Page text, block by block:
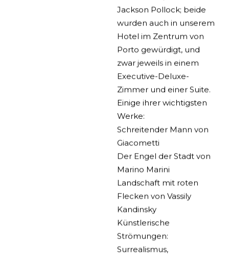
Jackson Pollock; beide
wurden auch in unserem
Hotel im Zentrum von
Porto gewürdigt, und
zwar jeweils in einem
Executive-Deluxe-
Zimmer und einer Suite.
Einige ihrer wichtigsten
Werke:
Schreitender Mann von
Giacometti
Der Engel der Stadt von
Marino Marini
Landschaft mit roten
Flecken von Vassily
Kandinsky
Künstlerische
Strömungen:
Surrealismus,